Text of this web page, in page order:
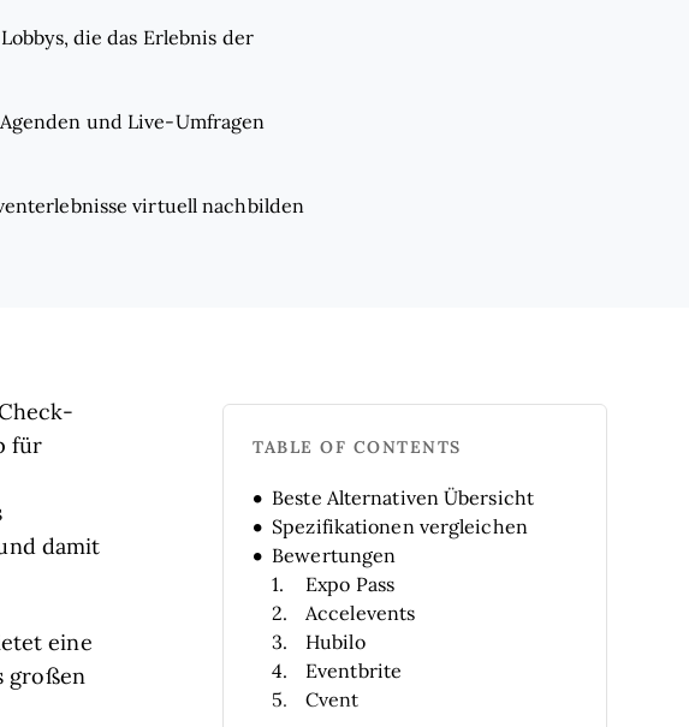
die das Erlebnis der
und Live-Umfragen
virtuell nachbilden
für
damit
eine
großen
TABLE OF CONTENTS
Beste Alternativen Übersicht
Spezifikationen vergleichen
Bewertungen
Expo Pass
Accelevents
Hubilo
Eventbrite
Cvent